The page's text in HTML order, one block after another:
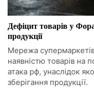
Дефіцит товарів у
продукції
Мережа
наявністю товарів
атака рф, унаслідок
зберігання продукції.